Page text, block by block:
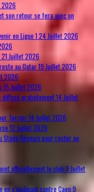
2026
son retour se fera avec un
en Ligue 124 Juillet 2026
21 Juillet 2026
au Qatar19 Juillet 2026
2026
15 Juillet 2026
diffusé gratuitement14 Juillet
Terrier14 Juillet 2026
12 Juillet 2026
Stade Rennais pour rester au
officiellement le club 9 Juillet
en s’inclinant contre Caen9